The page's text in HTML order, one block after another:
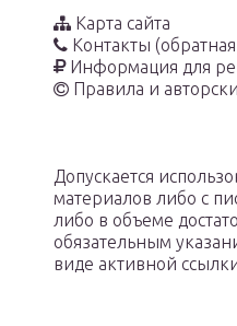
Карта сайта
Контакты (обратная
Информация для
Правила и
Допускается
материалов либо с
либо в объеме
обязательным
виде активной